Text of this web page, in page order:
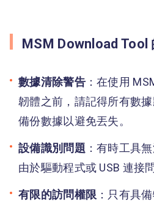
MSM Download Tool
數據清除警告：在使用
韌體之前，請記得所有數
備份數據以避免丟失。
設備識別問題 ：有時工具
由於驅動程式或 USB 連接
有限的訪問權限 ：只有具